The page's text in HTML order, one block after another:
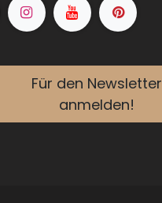
Für den Newsletter
anmelden!